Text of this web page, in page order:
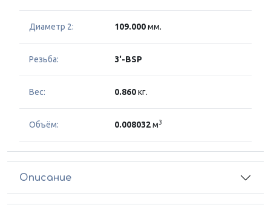
Диаметр 2: 109.000мм.
Резьба: 3'-BSP
Вес: 0.860кг.
Объём: 0.008032м3
Описание